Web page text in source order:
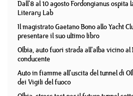
Dall'8 al 10 agosto Fordongianus ospita
Literary Lab
Il magistrato Gaetano Bono allo Yacht
presentare il suo ultimo libro
Olbia, auto fuori strada all'alba vicino al
conducente
Auto in fiamme all'uscita del tunnel di
dei Vigili del fuoco